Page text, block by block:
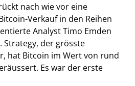
nach wie vor eine
Verkauf in den Reihen
Analyst Timo Emden
Strategy, der grösste
hat Bitcoin im Wert von rund
Es war der erste